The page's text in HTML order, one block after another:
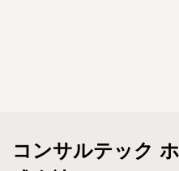
コンサルテック